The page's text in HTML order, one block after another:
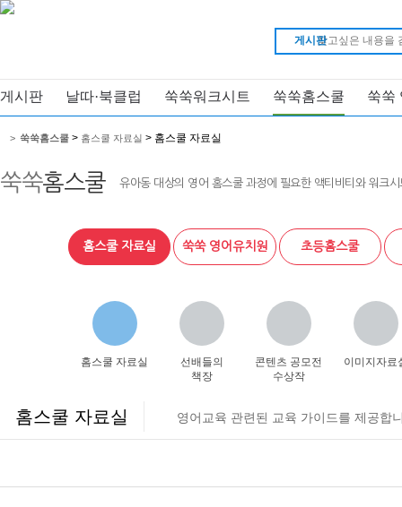
게시판
게시판 날따·북클럽 쑥쑥워크시트 쑥쑥홈스쿨 쑥쑥
쑥쑥홈스쿨 유아동 대상의 영어 홈스쿨 과정에 필요한 액티비티와 워크
> 쑥쑥홈스쿨 > 홈스쿨 자료실 > 홈스쿨 자료실
홈스쿨 자료실 쑥쑥 영어유치원 초등홈스쿨
홈스쿨 자료실
선배들의
책장
콘텐츠 공모전
수상작
이미지자료
홈스쿨 자료실 영어교육 관련된 교육 가이드를 제공합